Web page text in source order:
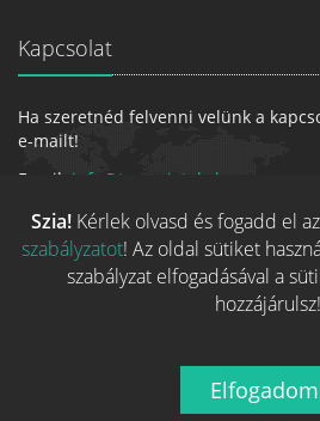
Kapcsolat
Ha szeretnéd felvenni velünk a
e-mailt!
Email: info@tarsasjatekok.com
2026 © Minden jog fenntarva.A
Szia! Kérlek olvasd és fogadd el az
szabályzatot! Az oldal sütiket
szabályzat elfogadásával a
hozzájárulsz!